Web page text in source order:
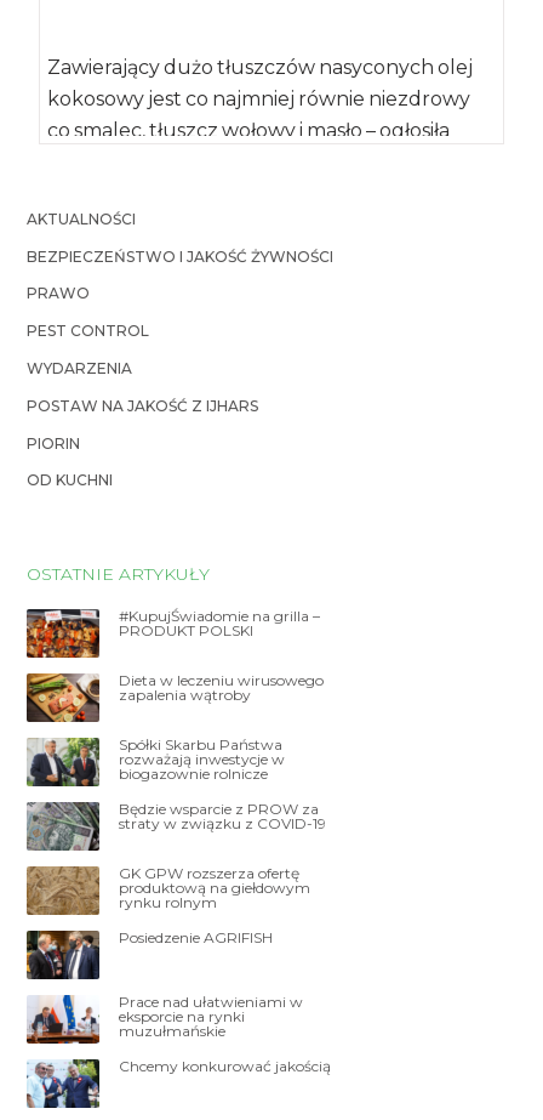
Zawierający dużo tłuszczów nasyconych olej
kokosowy jest co najmniej równie niezdrowy
co smalec, tłuszcz wołowy i masło – ogłosiła
AKTUALNOŚCI
BEZPIECZEŃSTWO I JAKOŚĆ ŻYWNOŚCI
PRAWO
PEST CONTROL
WYDARZENIA
POSTAW NA JAKOŚĆ Z IJHARS
PIORIN
OD KUCHNI
OSTATNIE ARTYKUŁY
#KupujŚwiadomie na grilla –
PRODUKT POLSKI
Dieta w leczeniu wirusowego
zapalenia wątroby
Spółki Skarbu Państwa
rozważają inwestycje w
biogazownie rolnicze
Będzie wsparcie z PROW za
straty w związku z COVID-19
GK GPW rozszerza ofertę
produktową na giełdowym
rynku rolnym
Posiedzenie AGRIFISH
Prace nad ułatwieniami w
eksporcie na rynki
muzułmańskie
Chcemy konkurować jakością